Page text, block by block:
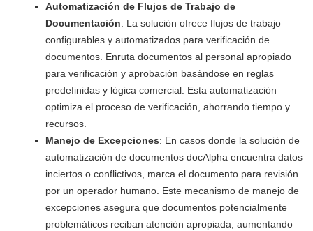
Automatización de Flujos de Trabajo de
Documentación: La solución ofrece flujos de trabajo
configurables y automatizados para verificación de
documentos. Enruta documentos al personal apropiado
para verificación y aprobación basándose en reglas
predefinidas y lógica comercial. Esta automatización
optimiza el proceso de verificación, ahorrando tiempo y
recursos.
Manejo de Excepciones: En casos donde la solución de
automatización de documentos docAlpha encuentra datos
inciertos o conflictivos, marca el documento para revisión
por un operador humano. Este mecanismo de manejo de
excepciones asegura que documentos potencialmente
problemáticos reciban atención apropiada, aumentando